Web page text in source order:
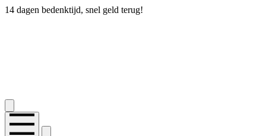
14 dagen bedenktijd, snel geld terug!